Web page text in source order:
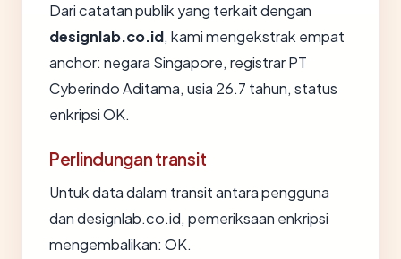
Dari catatan publik yang terkait dengan
designlab.co.id, kami mengekstrak empat
anchor: negara Singapore, registrar PT
Cyberindo Aditama, usia 26.7 tahun, status
enkripsi OK.
Perlindungan transit
Untuk data dalam transit antara pengguna
dan designlab.co.id, pemeriksaan enkripsi
mengembalikan: OK.